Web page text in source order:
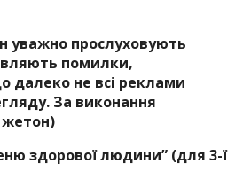
уважно прослуховують
помилки,
далеко не всі реклами
За виконання
здорової людини” (для 3-ї